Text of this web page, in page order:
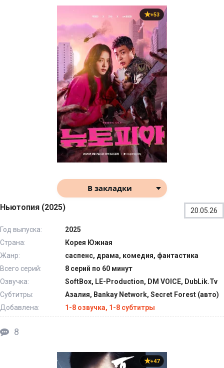
+53
В закладки
Ньютопия (2025) 20.05.26
Год выпуска:
2025
Страна:
Корея Южная
Жанр:
саспенс, драма, комедия, фантастика
Всего серий:
8 серий по 60 минут
Озвучка:
SoftBox, LE-Production, DM VOICE, DubLik.Tv
Субтитры:
Азалия, Bankay Network, Secret Forest (авто)
Добавлена:
1-8 озвучка, 1-8 субтитры
8
+47